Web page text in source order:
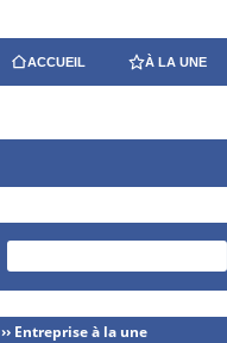
ACCUEIL À LA UNE
›› Entreprise à la une